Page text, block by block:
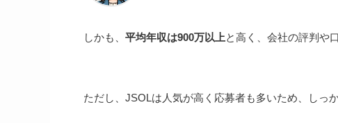
しかも、 平均年収は900万以上と高く、会社の評判や
ただし、JSOLは人気が高く応募者も多いため、しっ